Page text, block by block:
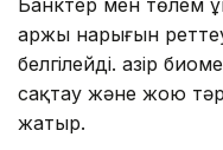
Қаржы нарығын
белгілейді. Қазір
сақтау және жою
жатыр.